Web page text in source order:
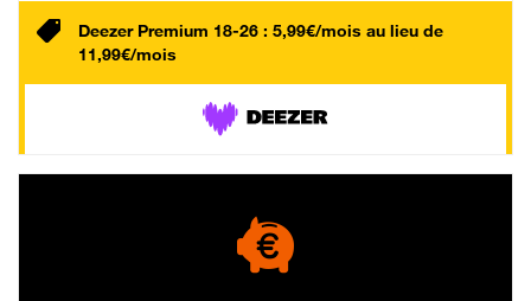
Deezer Premium 18-26 : 5,99€/mois au lieu de
11,99€/mois